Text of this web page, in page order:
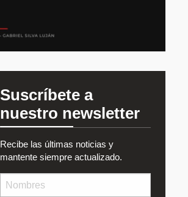
Suscríbete a
nuestro newsletter
Recibe las últimas noticias y
mantente siempre actualizado.